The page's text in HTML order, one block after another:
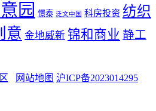
园 憬泰 泛文中国 科房投资 纺织
意 金地威新 锦和商业 静工
网站地图 沪ICP备2023014295